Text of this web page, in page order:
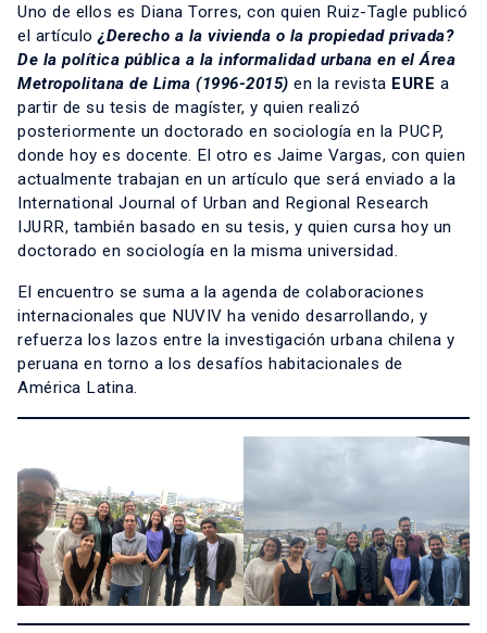
Uno de ellos es Diana Torres, con quien Ruiz-Tagle publicó
el artículo¿Derecho a la vivienda o la propiedad privada?
De la política pública a la informalidad urbana en el Área
Metropolitana de Lima (1996-2015) en la revista EURE a
partir de su tesis de magíster, y quien realizó
posteriormente un doctorado en sociología en la PUCP,
donde hoy es docente. El otro es Jaime Vargas, con quien
actualmente trabajan en un artículo que será enviado a la
International Journal of Urban and Regional Research
IJURR, también basado en su tesis, y quien cursa hoy un
doctorado en sociología en la misma universidad.
El encuentro se suma a la agenda de colaboraciones
internacionales que NUVIV ha venido desarrollando, y
refuerza los lazos entre la investigación urbana chilena y
peruana en torno a los desafíos habitacionales de
América Latina.